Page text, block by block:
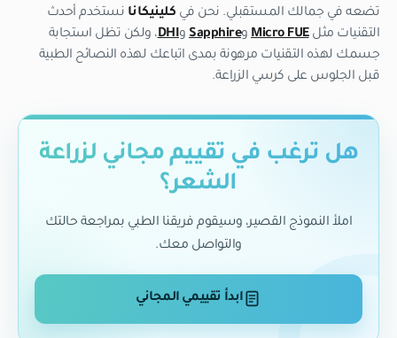
تضعه في جمالك المستقبلي. نحن في كلينيكانا نستخدم أحدث
التقنيات مثلMicro FUE وSapphire وDHI، ولكن تظل استجابة
جسمك لهذه التقنيات مرهونة بمدى اتباعك لهذه النصائح الطبية
قبل الجلوس على كرسي الزراعة.
هل ترغب في تقييم مجاني لزراعة
الشعر؟
املأ النموذج القصير، وسيقوم فريقنا الطبي بمراجعة حالتك
والتواصل معك.
ابدأ تقييمي المجاني